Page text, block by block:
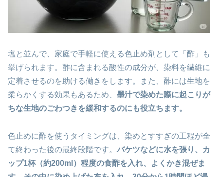
塩と並んで、家庭で手軽に使える色止め剤として「酢」も
挙げられます。酢に含まれる酸性の成分が、染料を繊維に
定着させるのを助ける働きをします。また、酢には生地を
柔らかくする効果もあるため、 墨汁で染めた際に起こりが
ちな生地のごわつきを緩和するのにも役立ちます。
色止めに酢を使うタイミングは、染めとすすぎの工程が全
て終わった後の最終段階です。 バケツなどに水を張り、カ
ップ1杯（約200ml）程度の食酢を入れ、よくかき混ぜま